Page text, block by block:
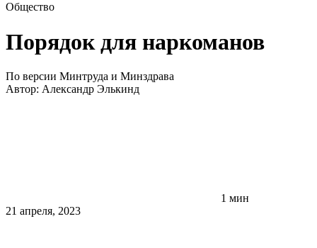
Общество
Порядок для наркоманов
По версии Минтруда и Минздрава
Автор: Александр Элькинд
1 мин
21 апреля, 2023